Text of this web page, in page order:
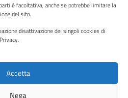
è facoltativa, anche se potrebbe limitare la
del sito.
disattivazione dei singoli cookies di
Accetta
Nega
sito
Instagram